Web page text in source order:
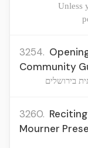
Unless
3254.
Community
בירושלים
3260.
Mourner